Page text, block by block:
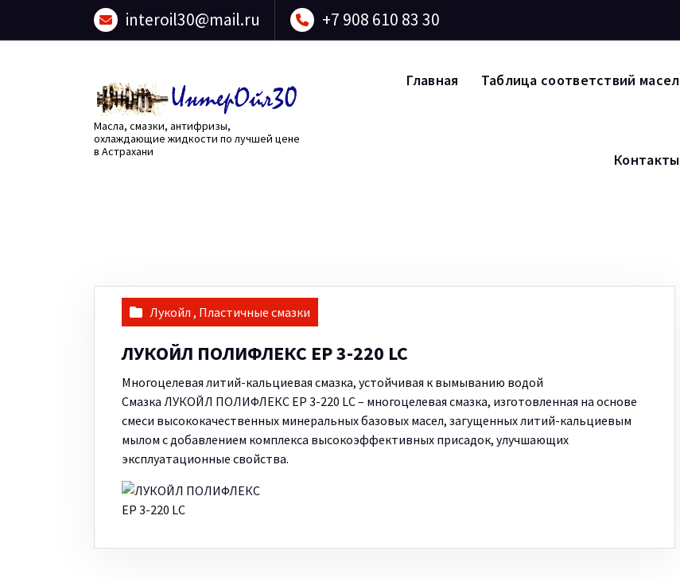
interoil30@mail.ru +7 908 610 83 30
Масла, смазки, антифризы,
охлаждающие жидкости по лучшей цене
в Астрахани
Главная Таблица соответствий масел
Контакты
Лукойл , Пластичные смазки
ЛУКОЙЛ ПОЛИФЛЕКС ЕР 3-220 LC
Многоцелевая литий-кальциевая смазка, устойчивая к вымыванию водой
Смазка ЛУКОЙЛ ПОЛИФЛЕКС ЕР 3-220 LC – многоцелевая смазка, изготовленная на основе
смеси высококачественных минеральных базовых масел, загущенных литий-кальциевым
мылом с добавлением комплекса высокоэффективных присадок, улучшающих
эксплуатационные свойства.